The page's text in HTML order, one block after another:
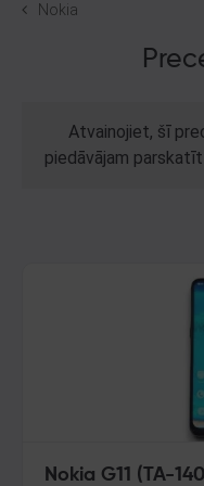
Nokia
Atvainojiet, šī
piedāvājam parskatīt
Nokia G11 (TA-